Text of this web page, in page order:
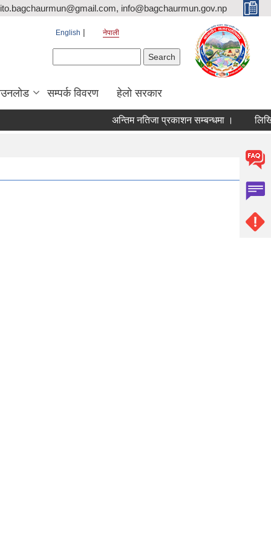
ito.bagchaurmun@gmail.com, info@bagchaurmun.gov.np
English नेपाली
सम्पर्क विवरण हेलो सरकार
अन्तिम नतिजा प्रकाशन सम्बन्धमा । लिखित